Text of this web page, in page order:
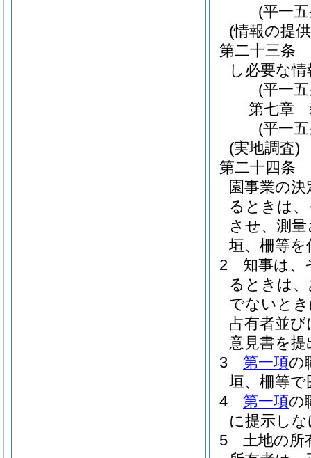
(平一
(情報の提
第二十三条
し必要な
(平一
第七章
(平一
(実地調査)
第二十四条
園事業の
るときは
させ、測
垣、柵等
2
知事は、
るときは
でないと
占有者並
意見書を
3
第一項の
垣、柵等
4
第一項の
に提示し
5
土地の所